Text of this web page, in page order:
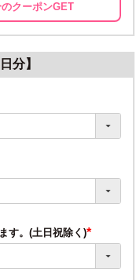
クーポンGET
分】
す。(土日祝除く)
(必